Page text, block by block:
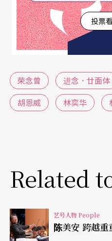
至今仍然持续。「他让
应该平等对话、合作，
用政治手段达到艺术的
术手段达到政治目的。」
他举欧美的体制为例，指
术创作，为艺术而艺术，
现有提供的空间里创作，
他又认为创作跟观众的质
众较懂得欣赏和接纳纯艺
众则难以分辨质素优劣，
投票
荣念曾 进念．廿面体
胡恩威
林奕华
Related
艺号人物 People
陈美安 跨越